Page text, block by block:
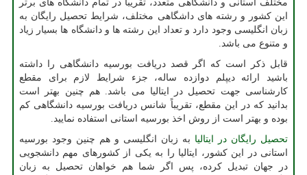
مختلف استانی و دانشگاهی متعدد، تقریباً در تمام دانشگاه های برتر
این کشور و رشته های داشگاهی مختلف، شرایط تحصیل رایگان به
زبان انگلیسی وجود دارد و تعداد این رشته ها و دانشگاه ها بسیار زیاد
و متنوع می باشد.
قابل ذکر است که اگر قصد دریافت بورسیه دانشگاهی را داشته
باشید ارائه دیپلم دوازده ساله، جزء شرایط لازم برای مقطع
کارشناسی جهت تحصیل در ایتالیا می باشد. هم چنین بهتر است
بدانید که در این مقطع، تقریباً شانس دریافت بورسیه دانشگاهی کم
بوده و بهتر است از روش اخذ بورسیه استانی استفاده نمایید.
تحصیل رایگان در ایتالیا به زبان انگلیسی و هم چنین وجود بورسیه
استانی در این کشور، ایتالیا را به یکی از کشورهای مهم دانشجویی
در جهان تبدیل کرده، پس اگر شما هم خواهان تحصیل به زبان